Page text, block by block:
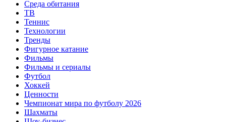
Среда обитания
ТВ
Теннис
Технологии
Тренды
Фигурное катание
Фильмы
Фильмы и сериалы
Футбол
Хоккей
Ценности
Чемпионат мира по футболу 2026
Шахматы